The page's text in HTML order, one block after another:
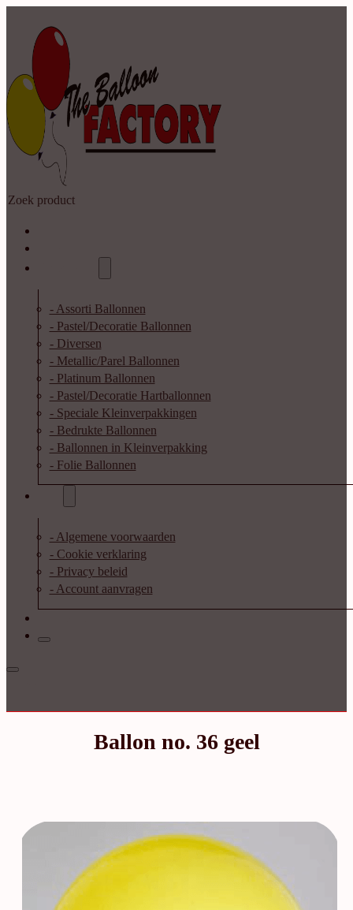
Zoeken
- Assorti Ballonnen
- Pastel/Decoratie Ballonnen
- Diversen
- Metallic/Parel Ballonnen
- Platinum Ballonnen
- Pastel/Decoratie Hartballonnen
- Speciale Kleinverpakkingen
- Bedrukte Ballonnen
- Ballonnen in Kleinverpakking
- Folie Ballonnen
- Algemene voorwaarden
- Cookie verklaring
- Privacy beleid
- Account aanvragen
Ballon no. 36 geel